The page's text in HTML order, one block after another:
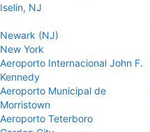
Iselin, NJ
Newark (NJ)
New York
Aeroporto Internacional John F.
Kennedy
Aeroporto Municipal de
Morristown
Aeroporto Teterboro